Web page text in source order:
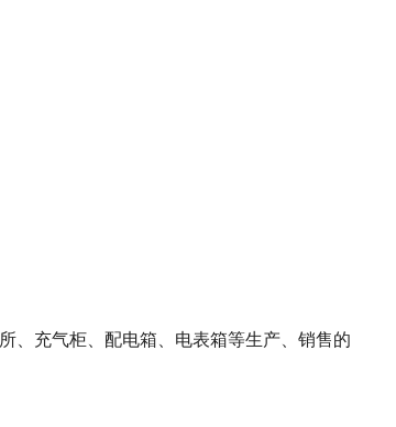
、充气柜、配电箱、电表箱等生产、销售的